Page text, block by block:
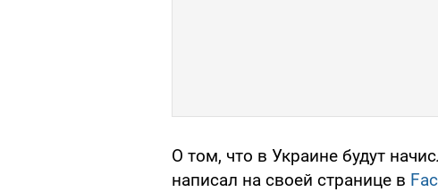
О том, что в Украине будут
написал на своей странице в